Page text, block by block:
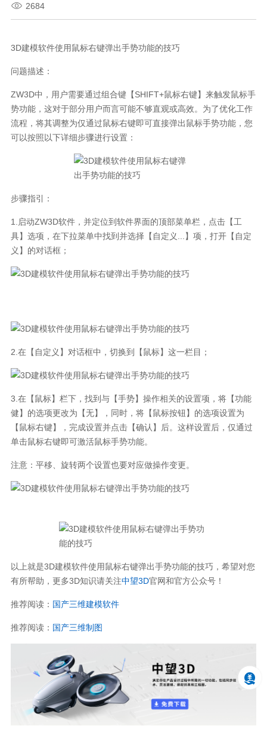
2684
3D建模软件使用鼠标右键弹出手势功能的技巧
问题描述：
ZW3D中，用户需要通过组合键【SHIFT+鼠标右键】来触发鼠标手
势功能，这对于部分用户而言可能不够直观或高效。为了优化工作
流程，将其调整为仅通过鼠标右键即可直接弹出鼠标手势功能，您
可以按照以下详细步骤进行设置：
步骤指引：
1.启动ZW3D软件，并定位到软件界面的顶部菜单栏，点击【工
具】选项，在下拉菜单中找到并选择【自定义...】项，打开【自定
义】的对话框；
2.在【自定义】对话框中，切换到【鼠标】这一栏目；
3.在【鼠标】栏下，找到与【手势】操作相关的设置项，将【功能
健】的选项更改为【无】，同时，将【鼠标按钮】的选项设置为
【鼠标右键】，完成设置并点击【确认】后。这样设置后，仅通过
单击鼠标右键即可激活鼠标手势功能。
注意：平移、旋转两个设置也要对应做操作变更。
以上就是3D建模软件使用鼠标右键弹出手势功能的技巧，希望对您
有所帮助，更多3D知识请关注中望3D官网和官方公众号！
推荐阅读： 国产三维建模软件
推荐阅读： 国产三维制图